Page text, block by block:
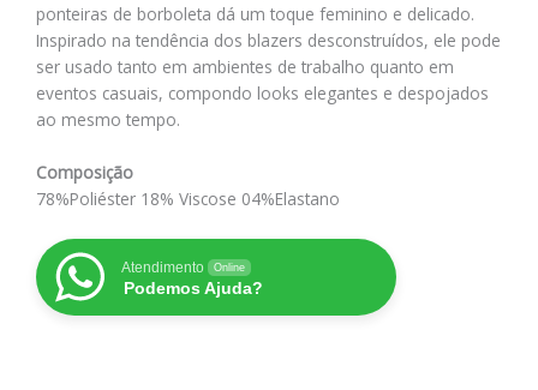
ponteiras de borboleta dá um toque feminino e delicado.
Inspirado na tendência dos blazers desconstruídos, ele pode
ser usado tanto em ambientes de trabalho quanto em
eventos casuais, compondo looks elegantes e despojados
ao mesmo tempo.
Composição
78%Poliéster 18% Viscose 04%Elastano
Atendimento Online
Podemos Ajuda?